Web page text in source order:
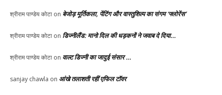
श्रीराम पाण्डेय कोटा on बेजोड़ मूर्तिकला, पेंटिंग और वास्तुशिल्प का संगम ‘फ्लोरेंस’
श्रीराम पाण्डेय कोटा on डिज्नीलैंड: मानो दिल की धड़कनों ने जवाब दे दिया…
श्रीराम पाण्डेय कोटा on वाल्ट डिज्नी का जादुई संसार …
sanjay chawla on आंखे तलाशती रहीं एफिल टॉवर